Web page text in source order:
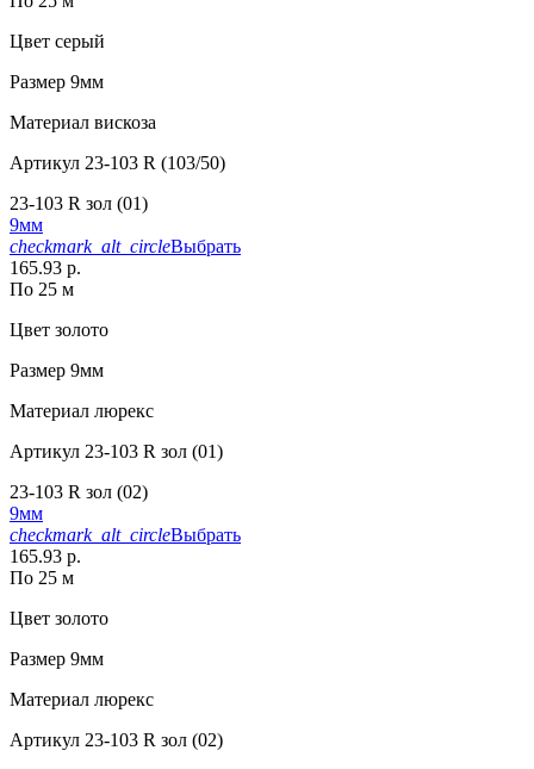
Цвет серый
Размер 9мм
Материал вискоза
Артикул 23-103 R (103/50)
23-103 R зол (01)
9мм
checkmark_alt_circleВыбрать
165.93 р.
По 25 м
Цвет золото
Размер 9мм
Материал люрекс
Артикул 23-103 R зол (01)
23-103 R зол (02)
9мм
checkmark_alt_circleВыбрать
165.93 р.
По 25 м
Цвет золото
Размер 9мм
Материал люрекс
Артикул 23-103 R зол (02)